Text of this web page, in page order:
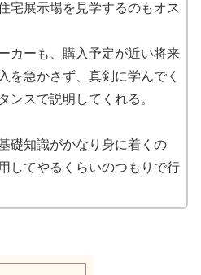
宅展示場を見学するのもオス
カーも、購入予定が近い将来
を急かさず、真剣に学んでく
ンスで説明してくれる。
礎知識がかなり身に着くの
してやるくらいのつもりで行